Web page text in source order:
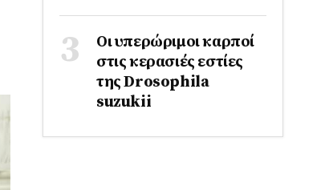
Οι υπερώριμοι καρποί
στις κερασιές εστίες
της Drosophila
suzukii